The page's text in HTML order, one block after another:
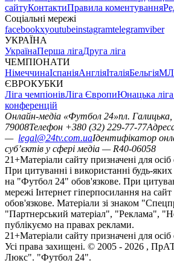
сайтуКонтактиПравила коментування
Соціальні мережі
facebookxyoutubeinstagramtelegramviber
УКРАЇНА
УкраїнаПерша лігаДруга ліга
ЧЕМПІОНАТИ
НімеччинаІспаніяАнгліяІталіяБельгія
ЄВРОКУБКИ
Ліга чемпіонівЛіга ЄвропиЮнацька
конференцій
Онлайн-медіа «Футбол 24»пл.
79008Телефон +380 (32) 229-77-77
— legal@24tv.com.uaІдентифікатор
суб’єктів у сфері медіа — R40-06058
21+Матеріали сайту призначені для
При цитуванні і використанні будь-
на "Футбол 24" обов'язкове. При
мережі Інтернет гіперпосилання на сайт
обов'язкове. Матеріали зі знаком
"Партнерський матеріал", "Реклама",
публікуємо на правах реклами.
21+Матеріали сайту призначені для
Усi права захищенi. © 2005 - 2026 , ПрАТ
Люкс". "Футбол 24".